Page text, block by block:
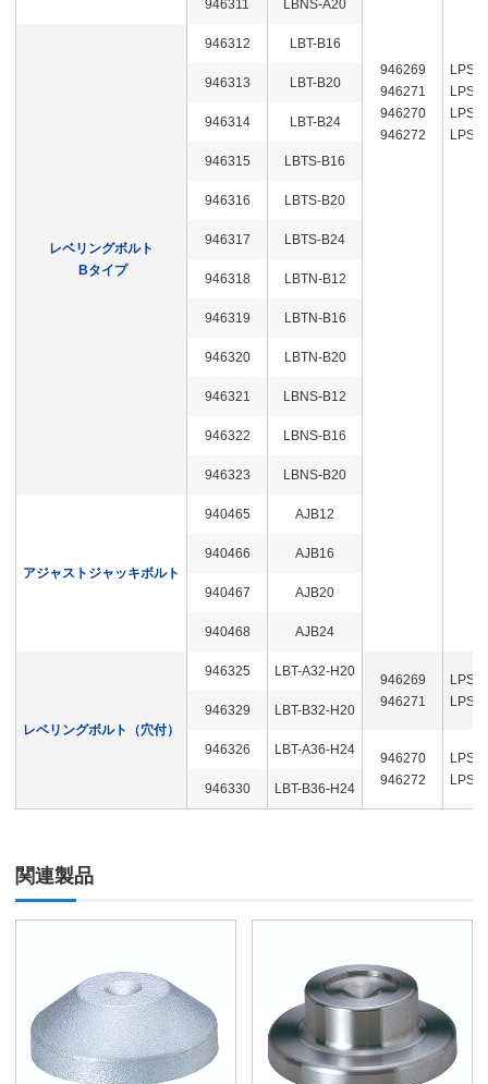
946269
946271
946270
946272
LPS-
LPS-
LPS-
LPS-
946311 LBNS-A20
レベリングボルト
Bタイプ
946312 LBT-B16
946313 LBT-B20
946314 LBT-B24
946315 LBTS-B16
946316 LBTS-B20
946317 LBTS-B24
946318 LBTN-B12
946319 LBTN-B16
946320 LBTN-B20
946321 LBNS-B12
946322 LBNS-B16
946323 LBNS-B20
アジャストジャッキボルト
940465 AJB12
940466 AJB16
940467 AJB20
940468 AJB24
レベリングボルト（穴付）
946325 LBT-A32-H20
946269
946271
LPS-
LPS-
946329 LBT-B32-H20
946326 LBT-A36-H24
946270
946272
LPS-
LPS-
946330 LBT-B36-H24
関連製品